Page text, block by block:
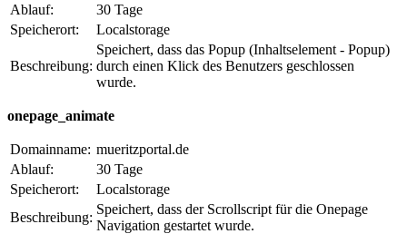
Ablauf:
30 Tage
Speicherort:
Localstorage
Beschreibung:
Speichert, dass das Popup (Inhaltselement - Popup)
durch einen Klick des Benutzers geschlossen
wurde.
onepage_animate
Domainname: mueritzportal.de
Ablauf:
30 Tage
Speicherort:
Localstorage
Beschreibung:
Speichert, dass der Scrollscript für die Onepage
Navigation gestartet wurde.